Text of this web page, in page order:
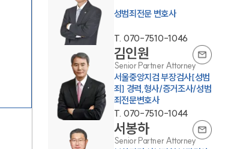
팀소개
팀소개
대륜의 강점
오시는 길
성범죄전문 변호사
T. 070-7510-1046
김인원
Senior Partner Attorney
서울중앙지검 부장검사[성범
죄] 경력,형사/증거조사/성범
죄전문변호사
T. 070-7510-1044
서봉하
Senior Partner Attorney